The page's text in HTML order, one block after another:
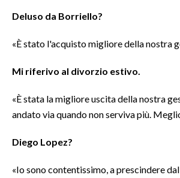
#CARAUNIONE
3 MINUTI CON
INSULARITÀ
INFO AZIENDE
ANNUNCI
Deluso da Borriello?
«È stato l'acquisto migliore della nostra
Mi riferivo al divorzio estivo.
«È stata la migliore uscita della nostra
andato via quando non serviva più.
Diego Lopez?
«Io sono contentissimo, a prescindere